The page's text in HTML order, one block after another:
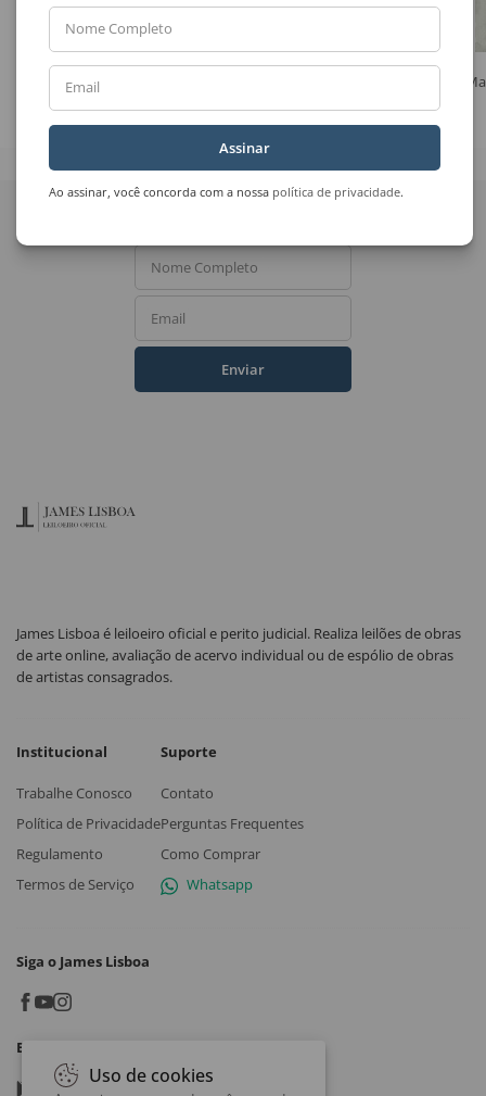
Marcelo Grassmann
Nome Completo
Email
Assinar
Ao assinar, você concorda com a nossa política de privacidade.
Quer receber novidades
Nome Completo
Email
Enviar
James Lisboa é leiloeiro oficial e perito judicial. Realiza leilões de obras
de arte online, avaliação de acervo individual ou de espólio de obras
de artistas consagrados.
Institucional
Trabalhe Conosco
Política de Privacidade
Regulamento
Termos de Serviço
Suporte
Contato
Perguntas Frequentes
Como Comprar
Whatsapp
Siga o James Lisboa
Baixe o App
Google play
Uso de cookies